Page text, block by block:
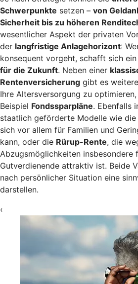
Schwerpunkte setzen – von
Sicherheit bis zu höheren
wesentlicher Aspekt der privaten
der langfristige Anlagehorizont:
konsequent vorgeht, schafft sich ein
für die Zukunft. Neben einer
Rentenversicherung gibt es
Ihre Altersversorgung zu
Beispiel Fondssparpläne. Ebenfalls
staatlich geförderte Modelle wie die
sich vor allem für Familien und
kann, oder die Rürup-Rente, die
Abzugsmöglichkeiten insbesondere
Gutverdienende attraktiv ist. Beide
nach persönlicher Situation eine
darstellen.
‹